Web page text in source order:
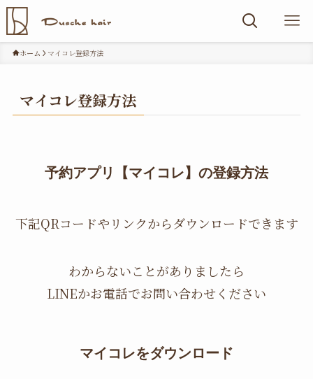
ホーム マイコレ登録方法
マイコレ登録方法
予約アプリ【マイコレ】の登録方法
下記QRコードやリンクからダウンロードできます
わからないことがありましたら
LINEかお電話でお問い合わせください
マイコレをダウンロード